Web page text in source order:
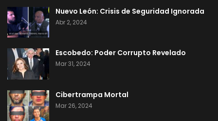
Nuevo León: Crisis de Seguridad Ignorada
Abr 2, 2024
Escobedo: Poder Corrupto Revelado
Mar 31, 2024
Cibertrampa Mortal
Mar 26, 2024